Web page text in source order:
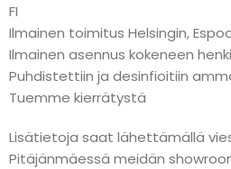
FI
Ilmainen toimitus Helsingin,
Ilmainen asennus kokeneen
Puhdistettiin ja desinfioitiin
Tuemme kierrätystä
Lisätietoja saat lähettämällä
Pitäjänmäessä meidän